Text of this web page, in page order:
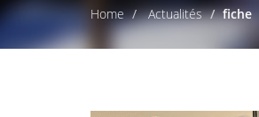
Home Actualités fiche